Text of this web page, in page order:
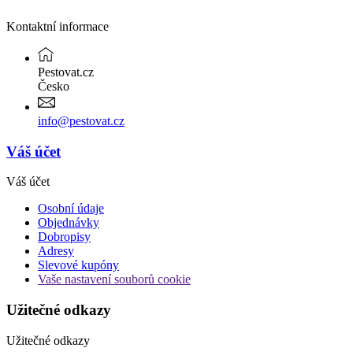
Kontaktní informace
Pestovat.cz
Česko
info@pestovat.cz
Váš účet
Váš účet
Osobní údaje
Objednávky
Dobropisy
Adresy
Slevové kupóny
Vaše nastavení souborů cookie
Užitečné odkazy
Užitečné odkazy